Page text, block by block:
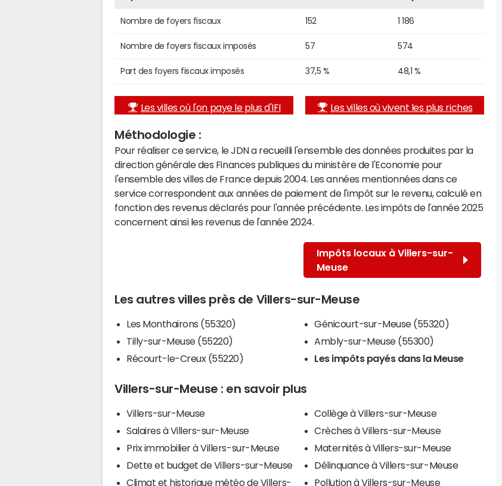
Nombre de foyers fiscaux 152 1 186
Nombre de foyers fiscaux imposés 57 574
Part des foyers fiscaux imposés 37,5 % 48,1 %
Les villes où l'on paye le plus d'IFI Les villes où vivent les plus riches
Méthodologie :
Pour réaliser ce service, le JDN a recueilli l'ensemble des données produites par la
direction générale des Finances publiques du ministère de l'Economie pour
l'ensemble des villes de France depuis 2004. Les années mentionnées dans ce
service correspondent aux années de paiement de l'impôt sur le revenu, calculé en
fonction des revenus déclarés pour l'année précédente. Les impôts de l'année 2025
concernent ainsi les revenus de l'année 2024.
Impôts locaux à Villers-sur-
Meuse
Les autres villes près de Villers-sur-Meuse
Les Monthairons (55320)
Tilly-sur-Meuse (55220)
Récourt-le-Creux (55220)
Génicourt-sur-Meuse (55320)
Ambly-sur-Meuse (55300)
Les impôts payés dans la Meuse
Villers-sur-Meuse : en savoir plus
Villers-sur-Meuse
Salaires à Villers-sur-Meuse
Prix immobilier à Villers-sur-Meuse
Dette et budget de Villers-sur-Meuse
Climat et historique météo de Villers-
Collège à Villers-sur-Meuse
Crèches à Villers-sur-Meuse
Maternités à Villers-sur-Meuse
Délinquance à Villers-sur-Meuse
Pollution à Villers-sur-Meuse